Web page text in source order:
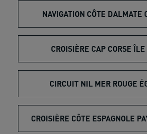
NAVIGATION CÔTE DALMATE
CROISIÈRE CAP CORSE
CIRCUIT NIL MER ROUGE
CROISIÈRE CÔTE ESPAGNOLE